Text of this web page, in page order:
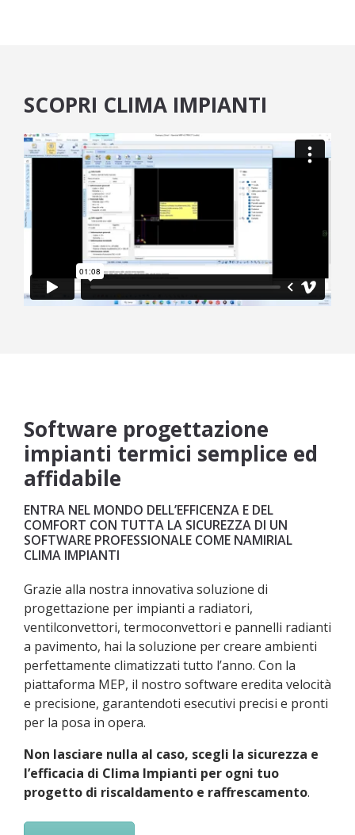
SCOPRI CLIMA IMPIANTI
Software progettazione
impianti termici semplice ed
affidabile
ENTRA NEL MONDO DELL’EFFICENZA E DEL
COMFORT CON TUTTA LA SICUREZZA DI UN
SOFTWARE PROFESSIONALE COME NAMIRIAL
CLIMA IMPIANTI
Grazie alla nostra innovativa soluzione di
progettazione per impianti a radiatori,
ventilconvettori, termoconvettori e pannelli radianti
a pavimento, hai la soluzione per creare ambienti
perfettamente climatizzati tutto l’anno. Con la
piattaforma MEP, il nostro software eredita velocità
e precisione, garantendoti esecutivi precisi e pronti
per la posa in opera.
Non lasciare nulla al caso, scegli la sicurezza e
l’efficacia di Clima Impianti per ogni tuo
progetto di riscaldamento e raffrescamento.